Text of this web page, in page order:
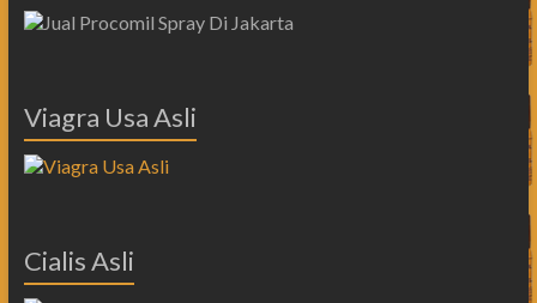
Viagra Usa Asli
Cialis Asli